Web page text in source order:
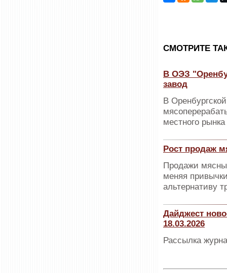
CМОТРИТЕ
В ОЭЗ
завод
В
местного
Рост продаж
Продажи
меняя
альтернативу
Дайджест
18.03.2026
Рассылка